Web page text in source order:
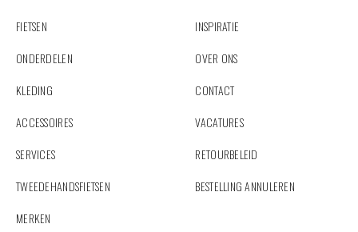
FIETSEN
ONDERDELEN
KLEDING
ACCESSOIRES
SERVICES
TWEEDEHANDSFIETSEN
MERKEN
INSPIRATIE
OVER ONS
CONTACT
VACATURES
RETOURBELEID
BESTELLING ANNULEREN